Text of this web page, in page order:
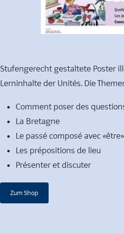
Stufengerecht gestaltete Poster
Lerninhalte der Unités. Die
Comment poser des
La Bretagne
Le passé composé avec «être»
Les prépositions de lieu
Présenter et discuter
Zum Shop